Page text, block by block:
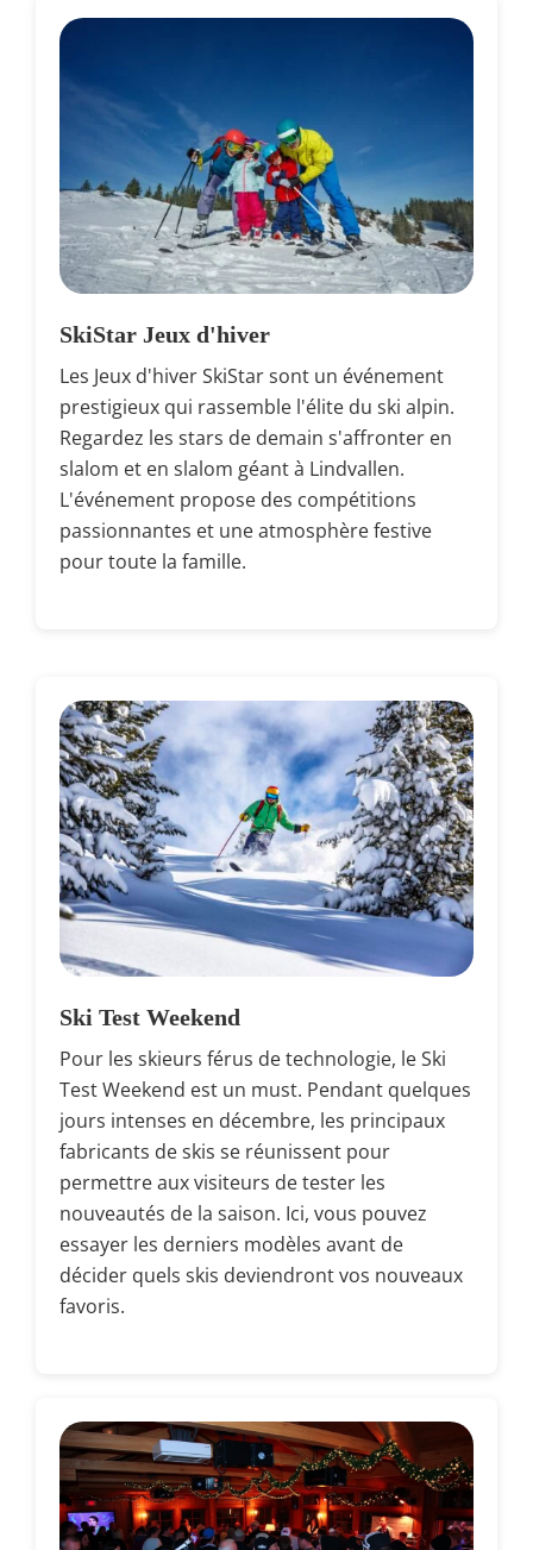
SkiStar Jeux d'hiver
Les Jeux d'hiver SkiStar sont un événement
prestigieux qui rassemble l'élite du ski alpin.
Regardez les stars de demain s'affronter en
slalom et en slalom géant à Lindvallen.
L'événement propose des compétitions
passionnantes et une atmosphère festive
pour toute la famille.
Ski Test Weekend
Pour les skieurs férus de technologie, le Ski
Test Weekend est un must. Pendant quelques
jours intenses en décembre, les principaux
fabricants de skis se réunissent pour
permettre aux visiteurs de tester les
nouveautés de la saison. Ici, vous pouvez
essayer les derniers modèles avant de
décider quels skis deviendront vos nouveaux
favoris.